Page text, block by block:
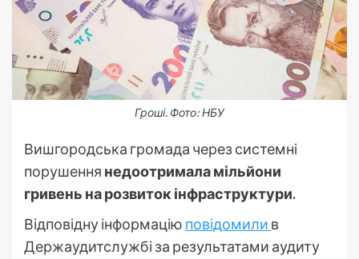
Гроші. Фото: НБУ
Вишгородська громада через системні
порушення недоотримала мільйони
гривень на розвиток інфраструктури.
Відповідну інформацію повідомили в
Держаудитслужбі за результатами аудиту